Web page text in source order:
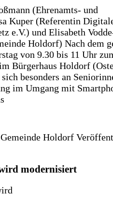
(Ehrenamts- und
Kuper (Referentin
e.V.) und Elisabeth
Holdorf) Nach dem
von 9.30 bis 11 Uhr
Bürgerhaus Holdorf
besonders an
im Umgang mit
Holdorf
modernisiert